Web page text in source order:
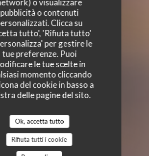
pubblicità o contenuti
Clicca su
tutto', 'Rifiuta tutto'
per gestire le
tue preferenze. Puoi
le tue scelte in
momento cliccando
del cookie in basso a
delle pagine del sito.
Ok, accetta tutto
Rifiuta tutti i cookie